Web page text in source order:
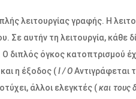
λειτουργίας γραφής. Η
Σε αυτήν τη λειτουργία, κάθε
διπλός όγκος κατοπτρισμού
η έξοδος (Ι / ΟΑντιγράφεται
άλλοι ελεγκτές (και τους